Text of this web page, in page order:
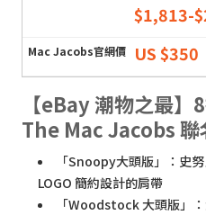
$1,813-
US $350
【eBay 潮物之最】
The Mac Jacobs
「Snoopy大頭版」：史
LOGO 簡約設計的肩帶
「Woodstock 大頭版」